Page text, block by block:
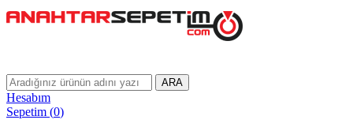
ARA
Hesabım
Sepetim (0)